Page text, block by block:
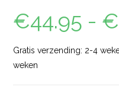
€44.95 - €
Gratis verzending: 2-4
weken